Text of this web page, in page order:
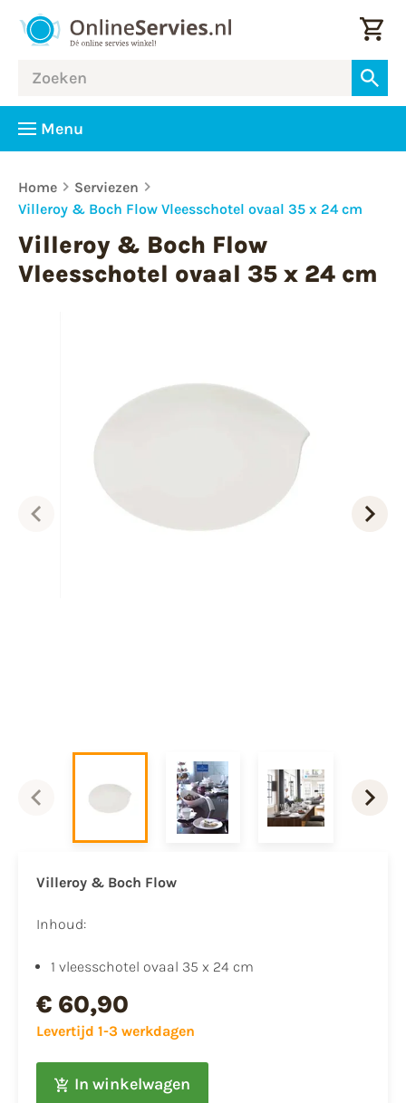
Menu
Home
Serviezen
Villeroy & Boch Flow Vleesschotel ovaal 35 x 24 cm
Villeroy & Boch Flow
Vleesschotel ovaal 35 x 24 cm
Villeroy & Boch Flow
Inhoud:
1 vleesschotel ovaal 35 x 24 cm
€ 60,90
Levertijd 1-3 werkdagen
In winkelwagen